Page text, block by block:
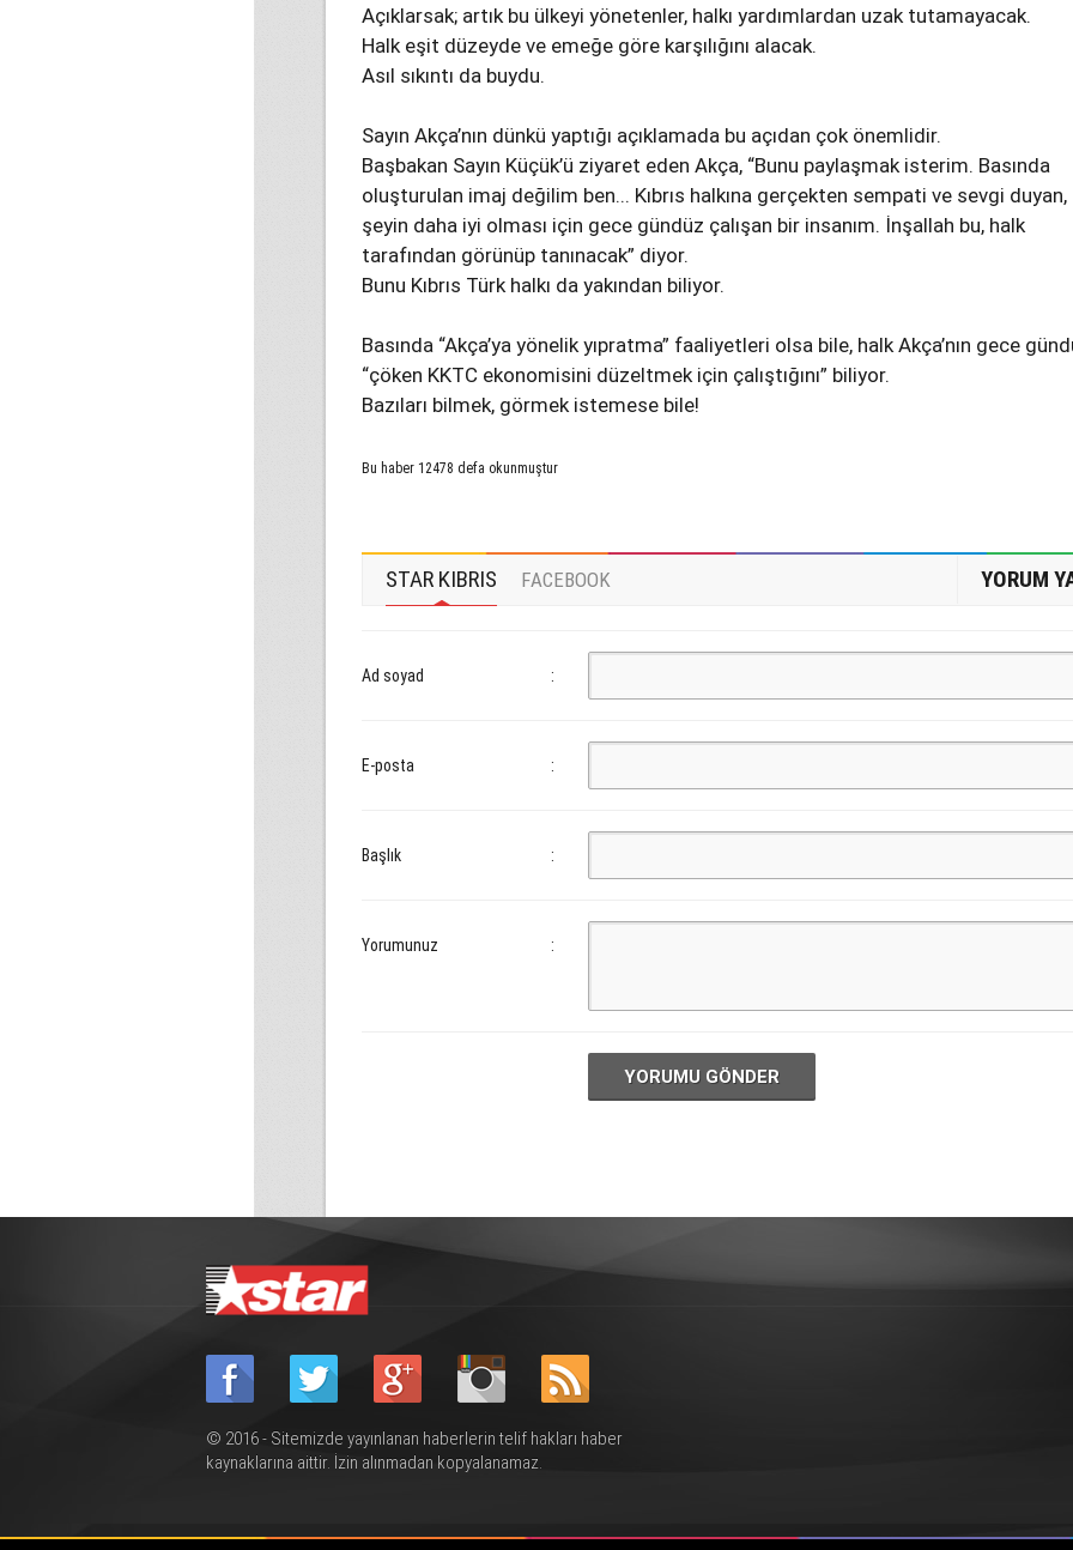
Açıklarsak; artık bu ülkeyi yönetenler, halkı yardımlardan uzak tutamayacak.
Halk eşit düzeyde ve emeğe göre karşılığını alacak.
Asıl sıkıntı da buydu.
Sayın Akça’nın dünkü yaptığı açıklamada bu açıdan çok önemlidir.
Başbakan Sayın Küçük’ü ziyaret eden Akça, “Bunu paylaşmak isterim. Basında
oluşturulan imaj değilim ben... Kıbrıs halkına gerçekten sempati ve sevgi duyan,
şeyin daha iyi olması için gece gündüz çalışan bir insanım. İnşallah bu, halk
tarafından görünüp tanınacak” diyor.
Bunu Kıbrıs Türk halkı da yakından biliyor.
Basında “Akça’ya yönelik yıpratma” faaliyetleri olsa bile, halk Akça’nın gece
“çöken KKTC ekonomisini düzeltmek için çalıştığını” biliyor.
Bazıları bilmek, görmek istemese bile!
Bu haber 12478 defa okunmuştur
STAR KIBRIS FACEBOOK YORUM
Ad soyad :
E-posta :
Başlık :
Yorumunuz :
YORUMU GÖNDER
© 2016 - Sitemizde yayınlanan haberlerin telif hakları haber
kaynaklarına aittir. İzin alınmadan kopyalanamaz.